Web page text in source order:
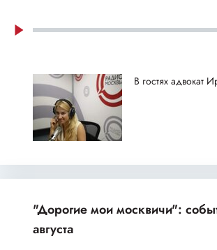
В гостях адвокат
"Дорогие мои москвичи":
августа